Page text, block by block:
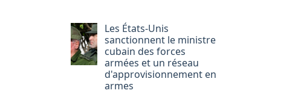
Les États-Unis
sanctionnent le ministre
cubain des forces
armées et un réseau
d'approvisionnement en
armes